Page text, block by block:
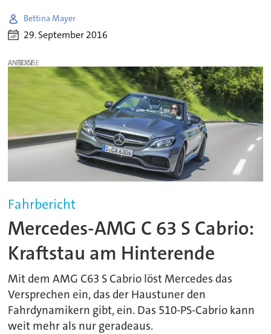
Bettina Mayer
29. September 2016
ANZEIGE
Fahrbericht
Mercedes-AMG C 63 S Cabrio:
Kraftstau am Hinterende
Mit dem AMG C63 S Cabrio löst Mercedes das
Versprechen ein, das der Haustuner den
Fahrdynamikern gibt, ein. Das 510-PS-Cabrio kann
weit mehr als nur geradeaus.